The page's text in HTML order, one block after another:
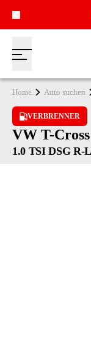
Menü
Home Auto suchen
VERBRENNER
VW T-Cross
1.0 TSI DSG R-